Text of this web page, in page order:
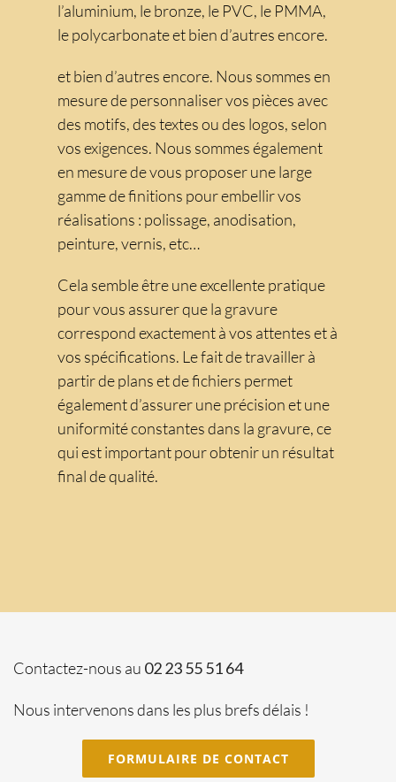
l’aluminium, le bronze, le PVC, le PMMA,
le polycarbonate et bien d’autres encore.
et bien d’autres encore. Nous sommes en
mesure de personnaliser vos pièces avec
des motifs, des textes ou des logos, selon
vos exigences. Nous sommes également
en mesure de vous proposer une large
gamme de finitions pour embellir vos
réalisations : polissage, anodisation,
peinture, vernis, etc…
Cela semble être une excellente pratique
pour vous assurer que la gravure
correspond exactement à vos attentes et à
vos spécifications. Le fait de travailler à
partir de plans et de fichiers permet
également d’assurer une précision et une
uniformité constantes dans la gravure, ce
qui est important pour obtenir un résultat
final de qualité.
Contactez-nous au 02 23 55 51 64
Nous intervenons dans les plus brefs délais !
FORMULAIRE DE CONTACT